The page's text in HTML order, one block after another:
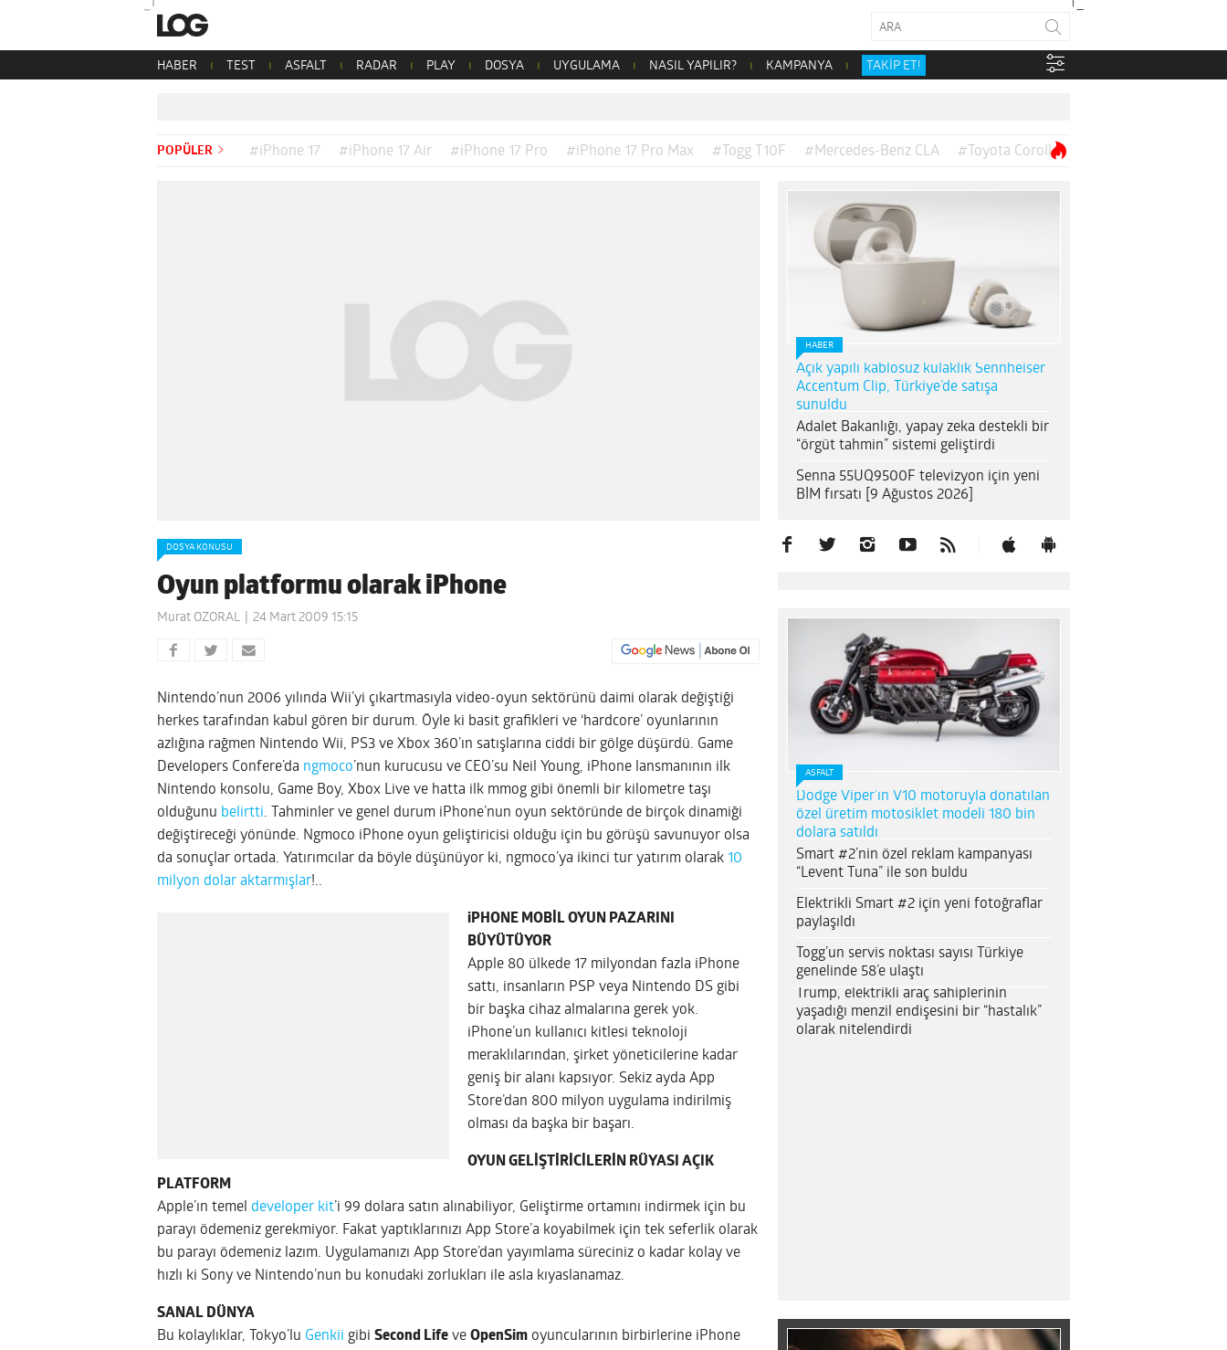
HABER TEST ASFALT RADAR PLAY DOSYA UYGULAMA NASIL YAPILIR? KAMPANYA TAKİP ET!
POPÜLER #iPhone 17 #iPhone 17 Air #iPhone 17 Pro #iPhone 17 Pro Max #Togg T10F #Mercedes-Benz CLA #Toyota Corolla
DOSYA KONUSU
Oyun platformu olarak iPhone
Murat OZORAL 24 Mart 2009 15:15
Nintendo’nun 2006 yılında Wii’yi çıkartmasıyla video-oyun sektörünü daimi olarak değiştiği
herkes tarafından kabul gören bir durum. Öyle ki basit grafikleri ve ‘hardcore’ oyunlarının
azlığına rağmen Nintendo Wii, PS3 ve Xbox 360’ın satışlarına ciddi bir gölge düşürdü. Game
Developers Confere’da ngmoco’nun kurucusu ve CEO’su Neil Young, iPhone lansmanının ilk
Nintendo konsolu, Game Boy, Xbox Live ve hatta ilk mmog gibi önemli bir kilometre taşı
olduğunu belirtti. Tahminler ve genel durum iPhone’nun oyun sektöründe de birçok dinamiği
değiştireceği yönünde. Ngmoco iPhone oyun geliştiricisi olduğu için bu görüşü savunuyor olsa
da sonuçlar ortada. Yatırımcılar da böyle düşünüyor ki, ngmoco’ya ikinci tur yatırım olarak 10
milyon dolar aktarmışlar!..
iPHONE MOBİL OYUN PAZARINI
BÜYÜTÜYOR
Apple 80 ülkede 17 milyondan fazla iPhone
sattı, insanların PSP veya Nintendo DS gibi
bir başka cihaz almalarına gerek yok.
iPhone’un kullanıcı kitlesi teknoloji
meraklılarından, şirket yöneticilerine kadar
geniş bir alanı kapsıyor. Sekiz ayda App
Store’dan 800 milyon uygulama indirilmiş
olması da başka bir başarı.
OYUN GELİŞTİRİCİLERİN RÜYASI AÇIK
PLATFORM
Apple’ın temel developer kit’i 99 dolara satın alınabiliyor, Geliştirme ortamını indirmek için bu
parayı ödemeniz gerekmiyor. Fakat yaptıklarınızı App Store’a koyabilmek için tek seferlik olarak
bu parayı ödemeniz lazım. Uygulamanızı App Store’dan yayımlama süreciniz o kadar kolay ve
hızlı ki Sony ve Nintendo’nun bu konudaki zorlukları ile asla kıyaslanamaz.
SANAL DÜNYA
Bu kolaylıklar, Tokyo’lu Genkii gibi Second Life ve OpenSim oyuncularının birbirlerine iPhone
HABER
Açık yapılı kablosuz kulaklık Sennheiser
Accentum Clip, Türkiye’de satışa
sunuldu
Adalet Bakanlığı, yapay zeka destekli bir
“örgüt tahmin” sistemi geliştirdi
Senna 55UQ9500F televizyon için yeni
BİM fırsatı [9 Ağustos 2026]
ASFALT
Dodge Viper’ın V10 motoruyla donatılan
özel üretim motosiklet modeli 180 bin
dolara satıldı
Smart #2’nin özel reklam kampanyası
“Levent Tuna” ile son buldu
Elektrikli Smart #2 için yeni fotoğraflar
paylaşıldı
Togg’un servis noktası sayısı Türkiye
genelinde 58’e ulaştı
Trump, elektrikli araç sahiplerinin
yaşadığı menzil endişesini bir “hastalık”
olarak nitelendirdi